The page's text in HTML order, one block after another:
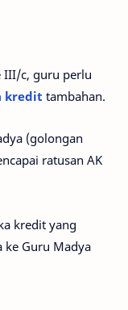
III/c, guru perlu
kredit tambahan.
(golongan
ratusan AK
kredit yang
ke Guru Madya